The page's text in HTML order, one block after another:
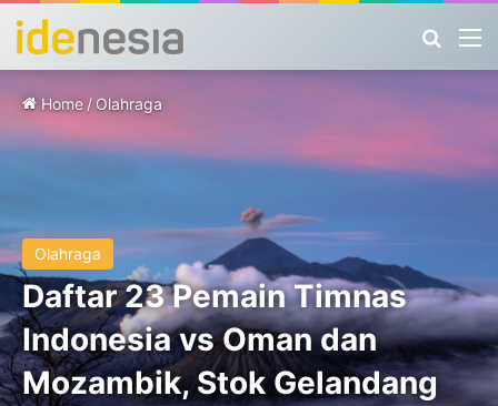
Home / Olahraga
Olahraga
Daftar 23 Pemain Timnas
Indonesia vs Oman dan
Mozambik, Stok Gelandang